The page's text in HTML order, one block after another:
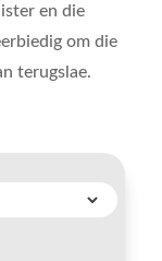
en die
om die
terugslae.